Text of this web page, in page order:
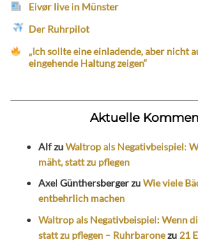
Eivør live in Münster
Der Ruhrpilot
„Ich sollte eine einladende, aber nicht
eingehende Haltung zeigen“
Aktuelle
AlfzuWaltrop als Negativbeispiel:
mäht, statt zu pflegen
Axel GünthersbergerzuWie viele
entbehrlich machen
Waltrop als Negativbeispiel: Wenn
statt zu pflegen – Ruhrbaronezu 21